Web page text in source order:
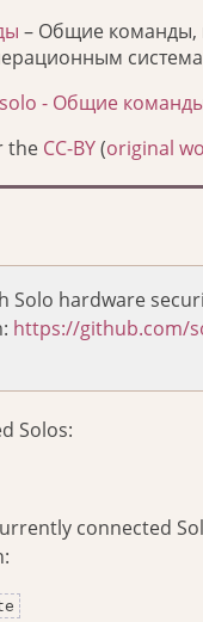
– Общие команды,
solo - Общие
the CC-BY(original
Solo hardware
https://github.com/
Solos:
connected